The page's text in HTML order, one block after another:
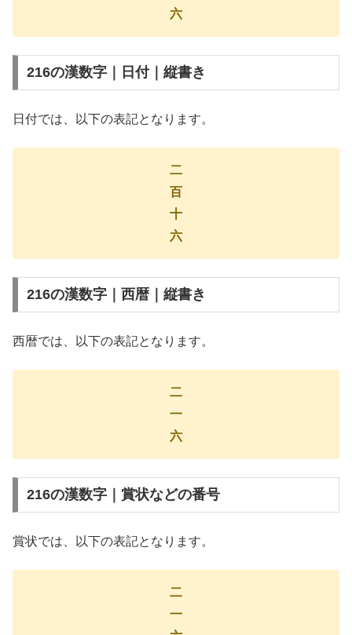
六
216の漢数字｜日付｜縦書き
日付では、以下の表記となります。
二
百
十
六
216の漢数字｜西暦｜縦書き
西暦では、以下の表記となります。
二
一
六
216の漢数字｜賞状などの番号
賞状では、以下の表記となります。
二
一